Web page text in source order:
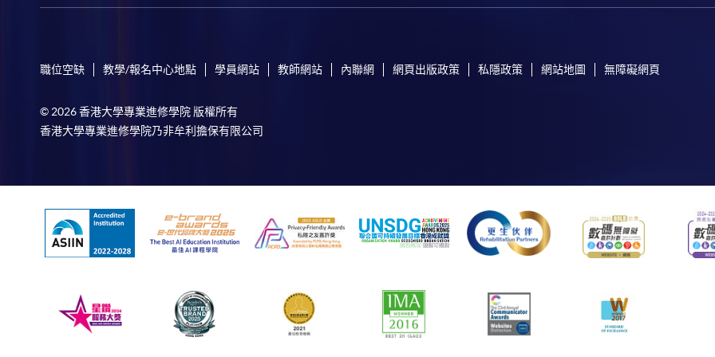
職位空缺 教學/報名中心地點 學員網站 教師網站 內聯網 網頁出版政策 私隱政策 網站地圖 無障礙網頁
© 2026 香港大學專業進修學院 版權所有
香港大學專業進修學院乃非牟利擔保有限公司